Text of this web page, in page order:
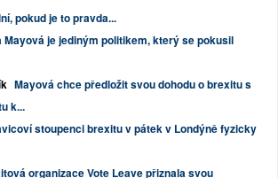
pokud je to pravda...
Mayová je jediným politikem, který se pokusil
Mayová chce předložit svou dohodu o brexitu s
k...
stoupenci brexitu v pátek v Londýně fyzicky
organizace Vote Leave přiznala svou